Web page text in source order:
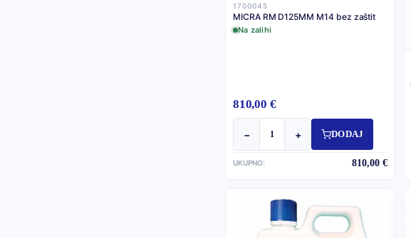
1700045
MICRA RM D125MM M14 bez zaštit
Na zalihi
810,00 €
− + DODAJ
UKUPNO: 810,00 €